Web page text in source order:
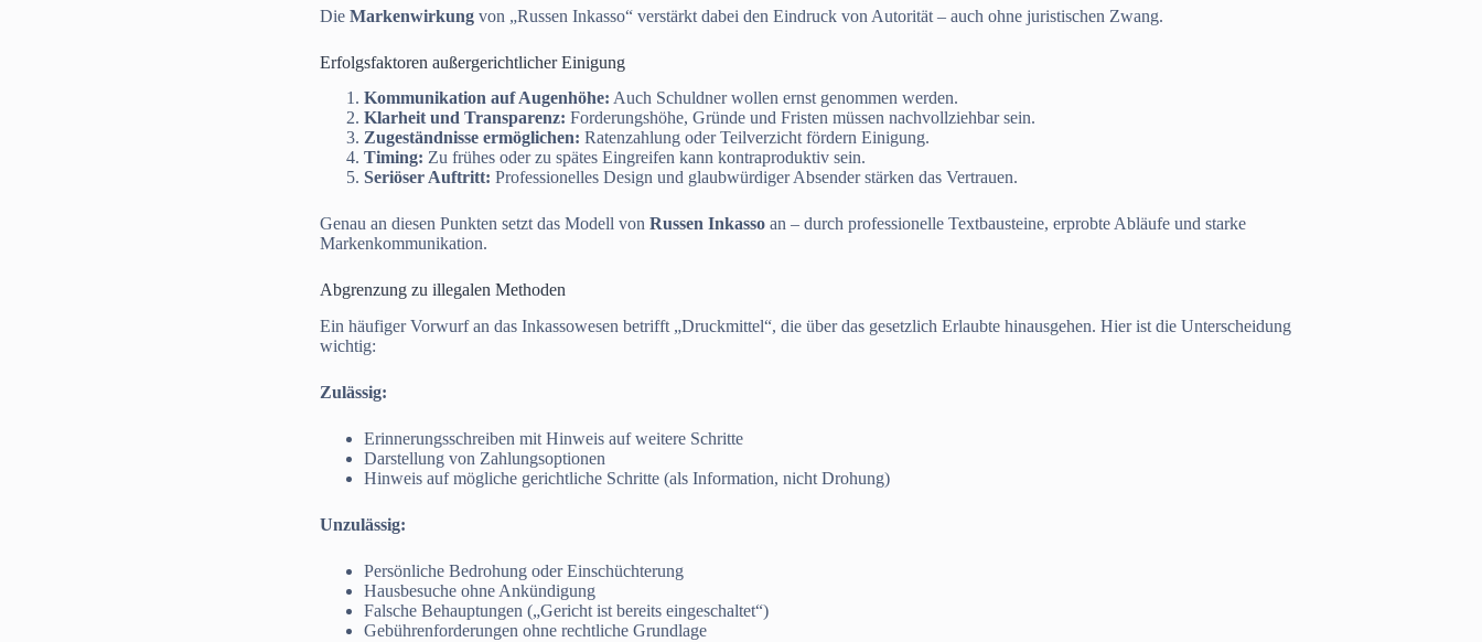
DieMarkenwirkung von „Russen Inkasso“ verstärkt dabei den Eindruck von Autorität – auch ohne juristischen Zwang.
Erfolgsfaktoren außergerichtlicher Einigung
Kommunikation auf Augenhöhe: Auch Schuldner wollen ernst genommen werden.
Klarheit und Transparenz: Forderungshöhe, Gründe und Fristen müssen nachvollziehbar sein.
Zugeständnisse ermöglichen: Ratenzahlung oder Teilverzicht fördern Einigung.
Timing: Zu frühes oder zu spätes Eingreifen kann kontraproduktiv sein.
Seriöser Auftritt: Professionelles Design und glaubwürdiger Absender stärken das Vertrauen.
Genau an diesen Punkten setzt das Modell vonRussen Inkasso an – durch professionelle Textbausteine, erprobte Abläufe und starke
Markenkommunikation.
Abgrenzung zu illegalen Methoden
Ein häufiger Vorwurf an das Inkassowesen betrifft „Druckmittel“, die über das gesetzlich Erlaubte hinausgehen. Hier ist die Unterscheidung
wichtig:
Zulässig:
Erinnerungsschreiben mit Hinweis auf weitere Schritte
Darstellung von Zahlungsoptionen
Hinweis auf mögliche gerichtliche Schritte (als Information, nicht Drohung)
Unzulässig:
Persönliche Bedrohung oder Einschüchterung
Hausbesuche ohne Ankündigung
Falsche Behauptungen („Gericht ist bereits eingeschaltet“)
Gebührenforderungen ohne rechtliche Grundlage